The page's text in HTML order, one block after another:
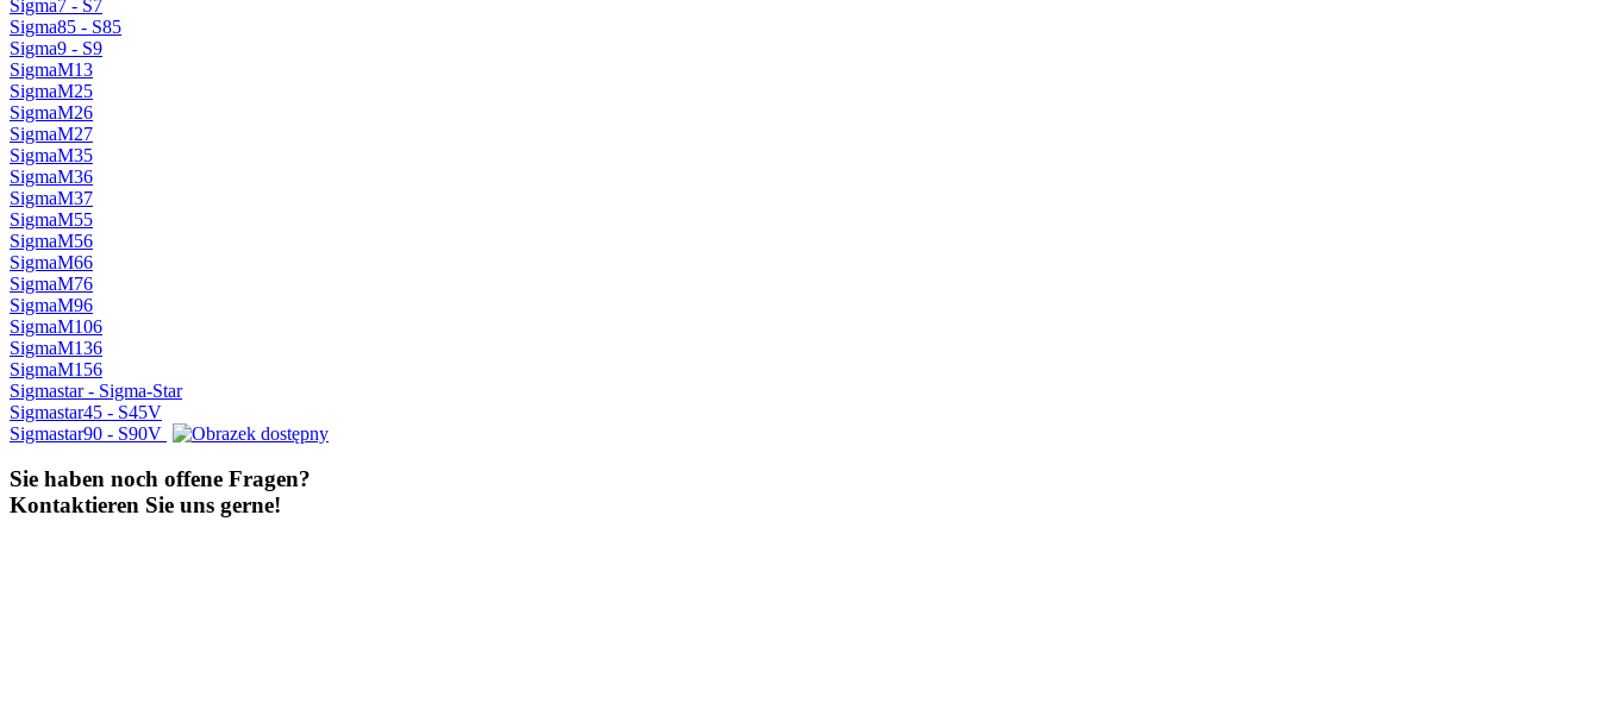
Sigma7 - S7
Sigma85 - S85
Sigma9 - S9
SigmaM13
SigmaM25
SigmaM26
SigmaM27
SigmaM35
SigmaM36
SigmaM37
SigmaM55
SigmaM56
SigmaM66
SigmaM76
SigmaM96
SigmaM106
SigmaM136
SigmaM156
Sigmastar - Sigma-Star
Sigmastar45 - S45V
Sigmastar90 - S90V
Sie haben noch offene Fragen?
Kontaktieren Sie uns gerne!